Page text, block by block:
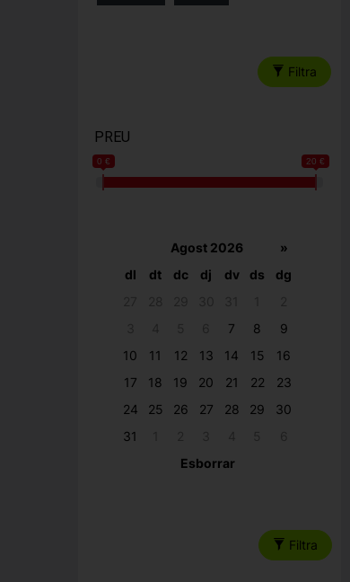
Filtra
PREU
0 € 20 €
Agost 2026
»
dl
dt dc dj dv ds
dg
7 8
9
10
11 12 13 14 15
16
17
18 19 20 21 22
23
24
25 26 27 28 29
30
31
Esborrar
Filtra